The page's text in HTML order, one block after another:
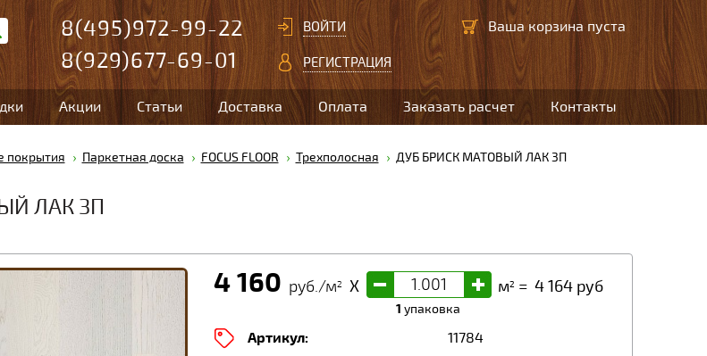
8(495)972-99-22
8(929)677-69-01
ВОЙТИ
РЕГИСТРАЦИЯ
Ваша корзина пуста
Акции Статьи Доставка Оплата Заказать расчет Контакты
покрытия Паркетная доска FOCUS FLOOR Трехполосная ДУБ БРИСК МАТОВЫЙ ЛАК 3П
ЛАК 3П
4 160 руб./м2 X - +
1 упаковка
м2 = 4 164руб
Артикул:
11784